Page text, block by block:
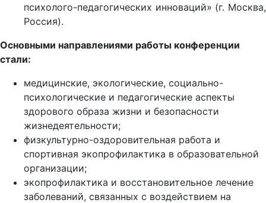
психолого-педагогических инноваций» (г. Москва,
Россия).
Основными направлениями работы конференции
стали:
медицинские, экологические, социально-
психологические и педагогические аспекты
здорового образа жизни и безопасности
жизнедеятельности;
физкультурно-оздоровительная работа и
спортивная экопрофилактика в образовательной
организации;
экопрофилактика и восстановительное лечение
заболеваний, связанных с воздействием на